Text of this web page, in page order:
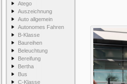
Atego
Auszeichnung
Auto allgemein
Autonomes Fahren
B-Klasse
Baureihen
Beleuchtung
Bereifung
Bertha
Bus
C-Klasse